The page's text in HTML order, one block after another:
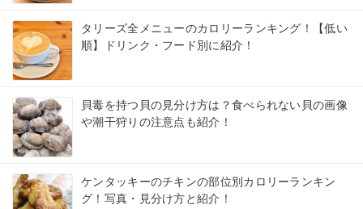
タリーズ全メニューのカロリーランキング！【低い
順】ドリンク・フード別に紹介！
貝毒を持つ貝の見分け方は？食べられない貝の画像
や潮干狩りの注意点も紹介！
ケンタッキーのチキンの部位別カロリーランキン
グ！写真・見分け方と紹介！